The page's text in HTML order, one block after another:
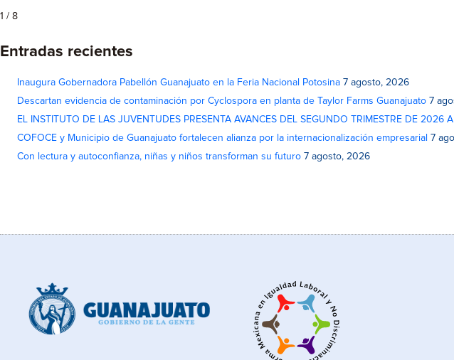
1 / 8
Entradas recientes
Inaugura Gobernadora Pabellón Guanajuato en la Feria Nacional Potosina 7 agosto, 2026
Descartan evidencia de contaminación por Cyclospora en planta de Taylor Farms Guanajuato 7
EL INSTITUTO DE LAS JUVENTUDES PRESENTA AVANCES DEL SEGUNDO TRIMESTRE DE 2026
COFOCE y Municipio de Guanajuato fortalecen alianza por la internacionalización empresarial 7
Con lectura y autoconfianza, niñas y niños transforman su futuro 7 agosto, 2026